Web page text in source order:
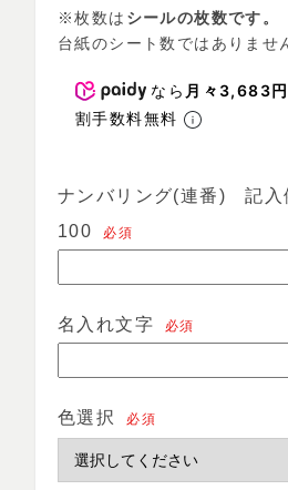
※枚数は シールの枚数です。
台紙のシート数ではありませ
なら 月々3,683円
割手数料無料
ナンバリング(連番) 記入
100
必須
名入れ文字 必須
色選択 必須